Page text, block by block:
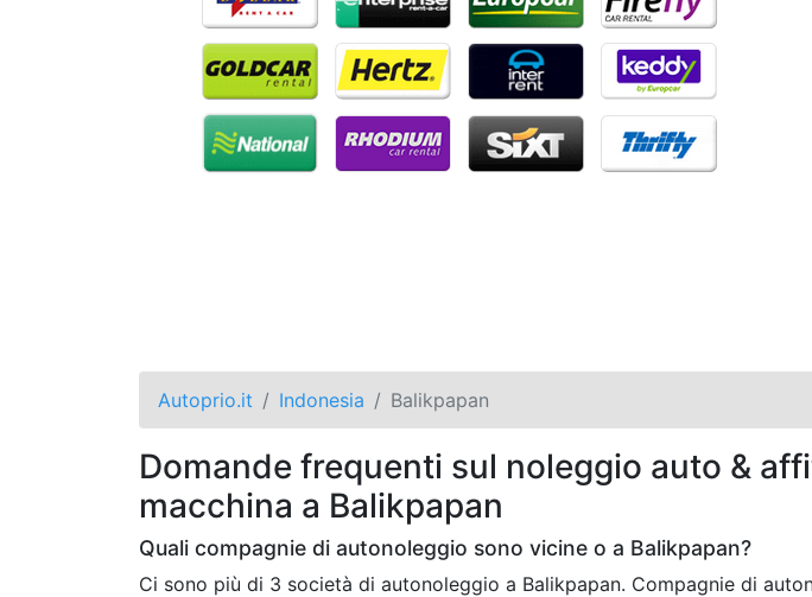
Autoprio.it Indonesia Balikpapan
Domande frequenti sul noleggio auto &
macchina a Balikpapan
Quali compagnie di autonoleggio sono vicine o a Balikpapan?
Ci sono più di 3 società di autonoleggio a Balikpapan. Compagnie di